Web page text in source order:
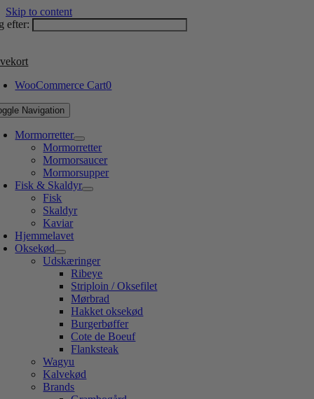
Skip to content
efter:
WooCommerce Cart0
Navigation
Mormorretter
Mormorretter
Mormorsaucer
Mormorsupper
Fisk & Skaldyr
Fisk
Skaldyr
Kaviar
Hjemmelavet
Oksekød
Udskæringer
Ribeye
Striploin / Oksefilet
Mørbrad
Hakket oksekød
Burgerbøffer
Cote de Boeuf
Flanksteak
Wagyu
Kalvekød
Brands